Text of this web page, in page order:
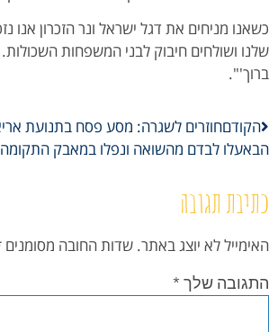
כשאנו מניחים את דגל ישראל ונר הזכרון אנו
שלנו ושולחים חיבוק לבני המשפחות השכולות.
ברוך'".
הקודםחוזרים לשגרה: מסע פסח בתנועת
הבאעלו לבדם מהשואה ונפלו במאבק התקומה
כתיבת תגובה
האימייל לא יוצג באתר. שדות החובה מסומנים
התגובה שלך *